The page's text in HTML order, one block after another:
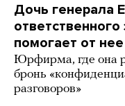
Дочь генерала
помогает от
Юрфирма, где она
бронь
разговоров»